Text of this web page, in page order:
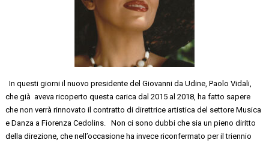
In questi giorni il nuovo presidente del Giovanni da Udine, Paolo Vidali,
che già aveva ricoperto questa carica dal 2015 al 2018, ha fatto sapere
che non verrà rinnovato il contratto di direttrice artistica del settore Musica
e Danza a Fiorenza Cedolins. Non ci sono dubbi che sia un pieno diritto
della direzione, che nell’occasione ha invece riconfermato per il triennio